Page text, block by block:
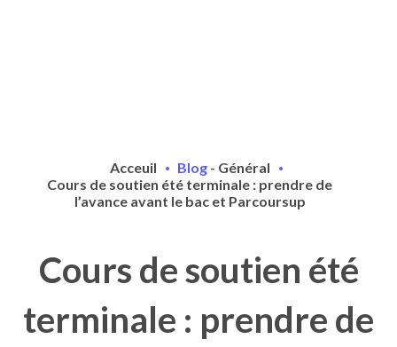
Acceuil Blog - Général
Cours de soutien été terminale : prendre de
l’avance avant le bac et Parcoursup
Cours de soutien été
terminale : prendre de